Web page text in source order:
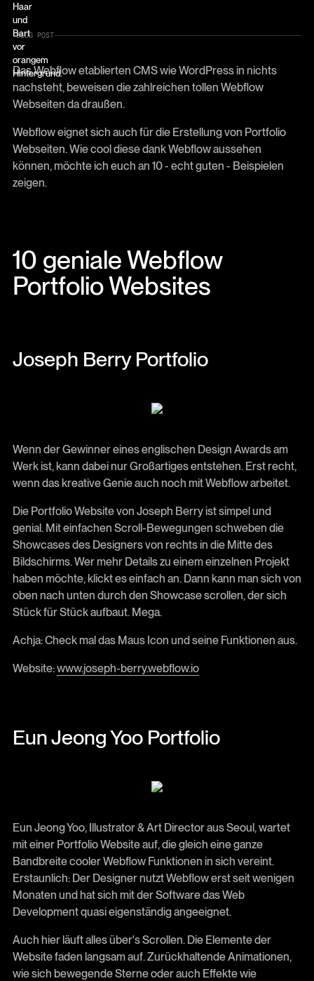
BLOG POST
Das Webflow etablierten CMS wie WordPress in nichts
nachsteht, beweisen die zahlreichen tollen Webflow
Webseiten da draußen.
Webflow eignet sich auch für die Erstellung von Portfolio
Webseiten. Wie cool diese dank Webflow aussehen
können, möchte ich euch an 10 - echt guten - Beispielen
zeigen.
10 geniale Webflow
Portfolio Websites
Joseph Berry Portfolio
Wenn der Gewinner eines englischen Design Awards am
Werk ist, kann dabei nur Großartiges entstehen. Erst recht,
wenn das kreative Genie auch noch mit Webflow arbeitet.
Die Portfolio Website von Joseph Berry ist simpel und
genial. Mit einfachen Scroll-Bewegungen schweben die
Showcases des Designers von rechts in die Mitte des
Bildschirms. Wer mehr Details zu einem einzelnen Projekt
haben möchte, klickt es einfach an. Dann kann man sich von
oben nach unten durch den Showcase scrollen, der sich
Stück für Stück aufbaut. Mega.
Achja: Check mal das Maus Icon und seine Funktionen aus.
Website:www.joseph-berry.webflow.io
Eun Jeong Yoo Portfolio
Eun Jeong Yoo, Illustrator & Art Director aus Seoul, wartet
mit einer Portfolio Website auf, die gleich eine ganze
Bandbreite cooler Webflow Funktionen in sich vereint.
Erstaunlich: Der Designer nutzt Webflow erst seit wenigen
Monaten und hat sich mit der Software das Web
Development quasi eigenständig angeeignet.
Auch hier läuft alles über's Scrollen. Die Elemente der
Website faden langsam auf. Zurückhaltende Animationen,
wie sich bewegende Sterne oder auch Effekte wie